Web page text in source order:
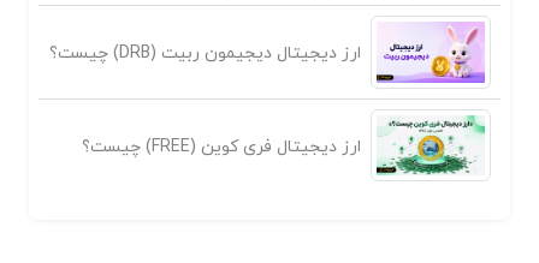
ارز دیجیتال دیجیمون ربیت (DRB) چیست؟
ارز دیجیتال فری کوین (FREE) چیست؟